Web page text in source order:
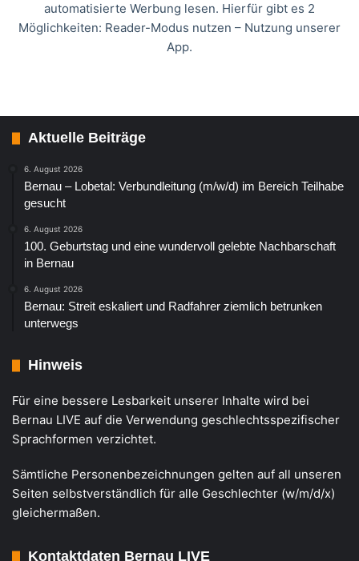
automatisierte Werbung lesen. Hierfür gibt es 2
Möglichkeiten: Reader-Modus nutzen – Nutzung unserer
App.
Aktuelle Beiträge
6. August 2026
Bernau – Lobetal: Verbundleitung (m/w/d) im Bereich Teilhabe
gesucht
6. August 2026
100. Geburtstag und eine wundervoll gelebte Nachbarschaft
in Bernau
6. August 2026
Bernau: Streit eskaliert und Radfahrer ziemlich betrunken
unterwegs
Hinweis
Für eine bessere Lesbarkeit unserer Inhalte wird bei
Bernau LIVE auf die Verwendung geschlechtsspezifischer
Sprachformen verzichtet.
Sämtliche Personenbezeichnungen gelten auf all unseren
Seiten selbstverständlich für alle Geschlechter (w/m/d/x)
gleichermaßen.
Kontaktdaten Bernau LIVE